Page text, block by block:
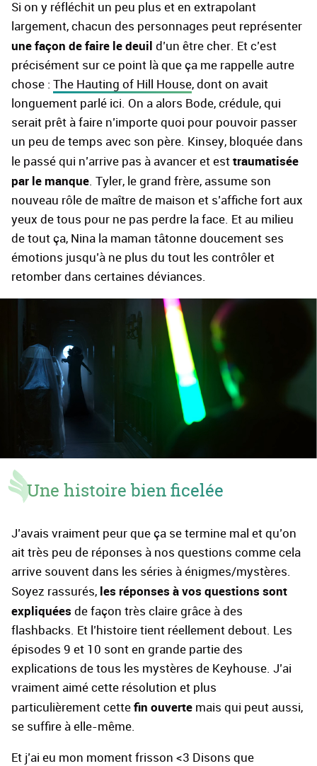
Si on y réfléchit un peu plus et en extrapolant
largement, chacun des personnages peut représenter
une façon de faire le deuil d’un être cher. Et c’est
précisément sur ce point là que ça me rappelle autre
chose : The Hauting of Hill House, dont on avait
longuement parlé ici. On a alors Bode, crédule, qui
serait prêt à faire n’importe quoi pour pouvoir passer
un peu de temps avec son père. Kinsey, bloquée dans
le passé qui n’arrive pas à avancer et est traumatisée
par le manque . Tyler, le grand frère, assume son
nouveau rôle de maître de maison et s’affiche fort aux
yeux de tous pour ne pas perdre la face. Et au milieu
de tout ça, Nina la maman tâtonne doucement ses
émotions jusqu’à ne plus du tout les contrôler et
retomber dans certaines déviances.
Une histoire bien ficelée
J’avais vraiment peur que ça se termine mal et qu’on
ait très peu de réponses à nos questions comme cela
arrive souvent dans les séries à énigmes/mystères.
Soyez rassurés, les réponses à vos questions sont
expliquées de façon très claire grâce à des
flashbacks. Et l’histoire tient réellement debout. Les
épisodes 9 et 10 sont en grande partie des
explications de tous les mystères de Keyhouse. J’ai
vraiment aimé cette résolution et plus
particulièrement cette fin ouverte mais qui peut aussi,
se suffire à elle-même.
Et j’ai eu mon moment frisson <3 Disons que